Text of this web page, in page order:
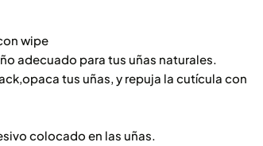
wipe
adecuado para tus uñas naturales.
tus uñas, y repuja la cutícula con
colocado en las uñas.